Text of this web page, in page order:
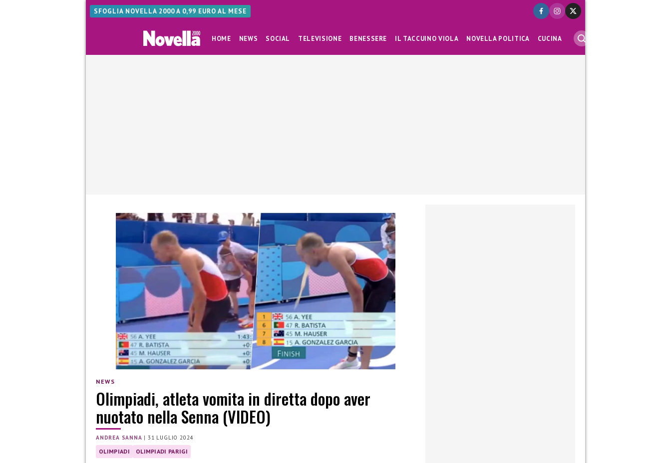
SFOGLIA NOVELLA 2000 A 0,99 EURO AL MESE
HOME NEWS SOCIAL TELEVISIONE BENESSERE IL TACCUINO VIOLA NOVELLA POLITICA CUCINA
NEWS
Olimpiadi, atleta vomita in diretta dopo aver
nuotato nella Senna (VIDEO)
ANDREA SANNA |31 LUGLIO 2024
OLIMPIADI OLIMPIADI PARIGI